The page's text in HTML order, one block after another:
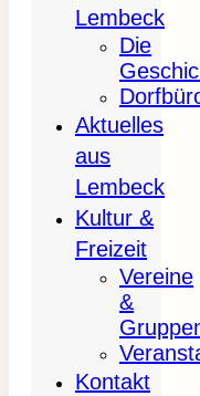
Lembeck
Die
Aktuelles
aus
Lembeck
Kultur &
Freizeit
Vereine
&
Kontakt